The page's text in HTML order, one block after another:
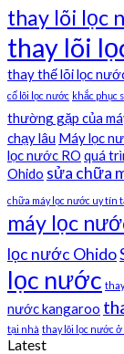
thay lõi lọc
thay lõi
thay thế lõi lọc
cố lõi lọc nước khắc phục
thường gặp của
chạy lâu Máy lọc
lọc nước RO quá
Ohido sửa chữa
chữa máy lọc nước uy tín
máy lọc
lọc nước Ohido
lọc nước
nước kangaroo
tại nhà thay lõi lọc nước ở
Latest